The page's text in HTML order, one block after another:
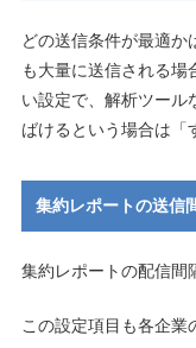
どの送信条件が最適か
も大量に送信される場
い設定で、解析ツール
ばけるという場合は「
集約レポートの送信
集約レポートの配信間
この設定項目も各企業